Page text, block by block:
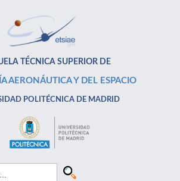
TÉCNICA SUPERIOR DE
AERONÁUTICA Y DEL ESPACIO
POLITÉCNICA DE MADRID